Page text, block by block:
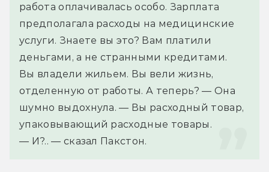
работа оплачивалась особо. Зарплата
предполагала расходы на медицинские
услуги. Знаете вы это? Вам платили
деньгами, а не странными кредитами.
Вы владели жильем. Вы вели жизнь,
отделенную от работы. А теперь? — Она
шумно выдохнула. — Вы расходный товар,
упаковывающий расходные товары.
— И?.. — сказал Пакстон.